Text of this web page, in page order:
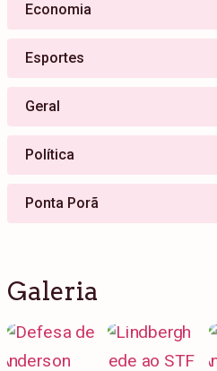
Economia
Esportes
Geral
Política
Ponta Porã
Galeria